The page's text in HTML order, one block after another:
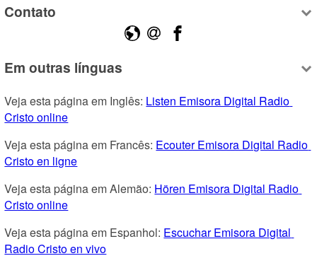
Contato
Em outras línguas
Veja esta página em Inglês: Listen Emisora Digital Radio
Cristo online
Veja esta página em Francês: Ecouter Emisora Digital Radio
Cristo en ligne
Veja esta página em Alemão: Hören Emisora Digital Radio
Cristo online
Veja esta página em Espanhol: Escuchar Emisora Digital
Radio Cristo en vivo